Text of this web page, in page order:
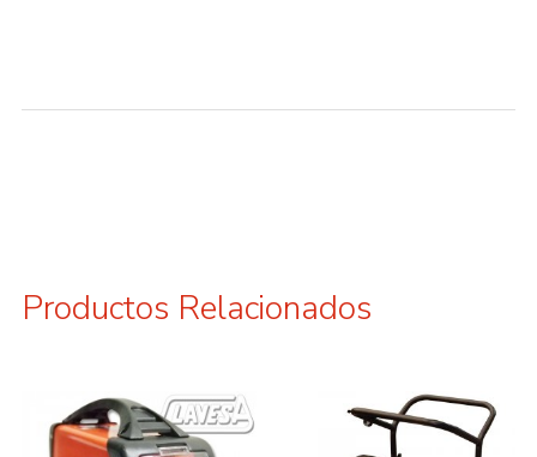
Productos Relacionados